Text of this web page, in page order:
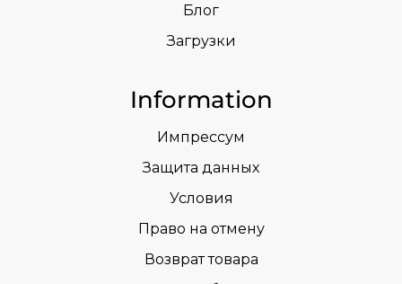
Блог
Загрузки
Information
Импрессум
Защита данных
Условия
Право на отмену
Возврат товара